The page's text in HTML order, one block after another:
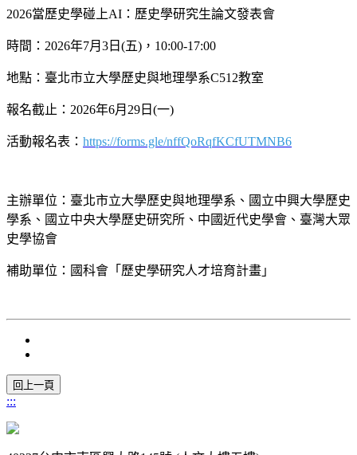
2026當歷史學碰上AI：歷史學研究生論文發表會
時間：2026年7月3日(五)，10:00-17:00
地點：臺北市立大學歷史與地理學系C512教室
報名截止：2026年6月29日(一)
活動報名表： https://forms.gle/nffQoRqfKCfUTMNB6
主辦單位：臺北市立大學歷史與地理學系、國立中興大學歷史
學系、國立中央大學歷史研究所、中國近代史學會、臺灣大眾
史學協會
補助單位：國科會「歷史學研究人才培育計畫」
:::